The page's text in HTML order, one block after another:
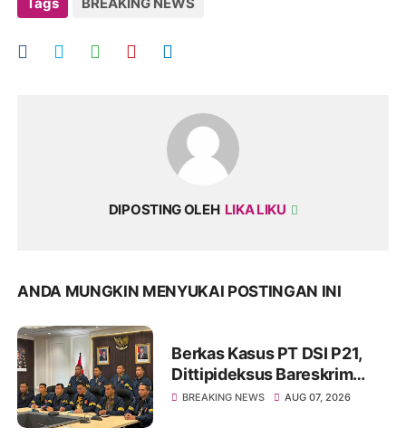
DIPOSTING OLEH LIKA LIKU
ANDA MUNGKIN MENYUKAI POSTINGAN INI
Berkas Kasus PT DSI P21,
Dittipideksus Bareskrim
Polri Selamatkan Ribuan
BREAKING NEWS AUG 07, 2026